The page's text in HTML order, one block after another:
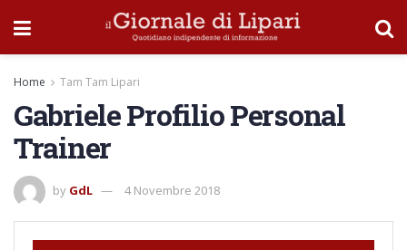
Home Tam Tam Lipari
Gabriele Profilio Personal
Trainer
by GdL 4 Novembre 2018